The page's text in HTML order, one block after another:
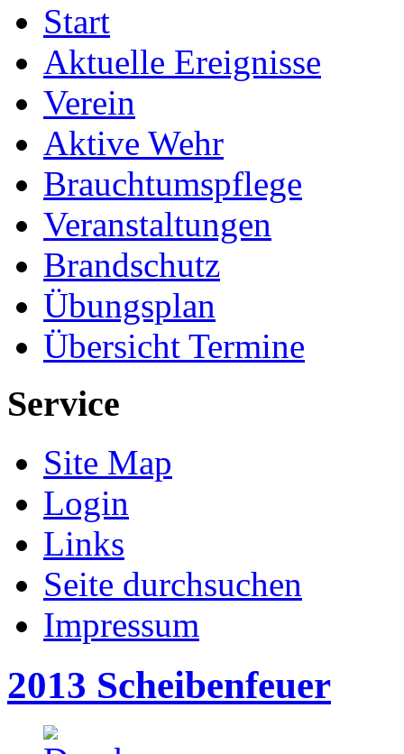
Start
Aktuelle Ereignisse
Verein
Aktive Wehr
Brauchtumspflege
Veranstaltungen
Brandschutz
Übungsplan
Übersicht Termine
Service
Site Map
Login
Links
Seite durchsuchen
Impressum
2013 Scheibenfeuer